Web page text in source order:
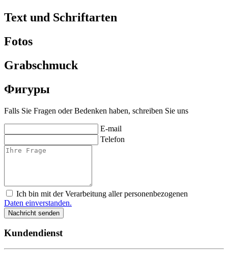
Text und Schriftarten
Fotos
Grabschmuck
Фигуры
Falls Sie Fragen oder Bedenken haben, schreiben Sie uns
E-mail
Telefon
Ich bin mit der Verarbeitung aller personenbezogenen
Daten einverstanden.
Kundendienst